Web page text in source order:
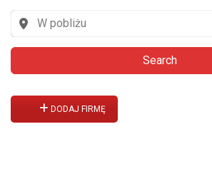
Search
DODAJ FIRMĘ